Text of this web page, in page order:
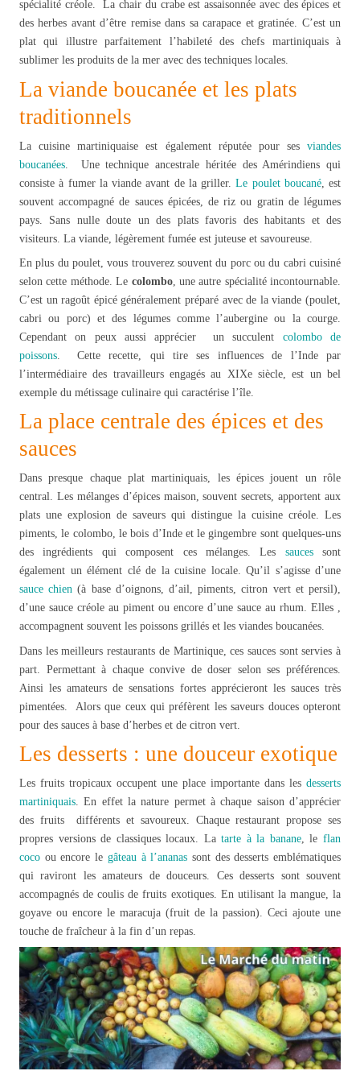
spécialité créole. La chair du crabe est assaisonnée avec des épices et
des herbes avant d’être remise dans sa carapace et gratinée. C’est un
plat qui illustre parfaitement l’habileté des chefs martiniquais à
sublimer les produits de la mer avec des techniques locales.
La viande boucanée et les plats
traditionnels
La cuisine martiniquaise est également réputée pour ses viandes
boucanées . Une technique ancestrale héritée des Amérindiens qui
consiste à fumer la viande avant de la griller.Le poulet boucané, est
souvent accompagné de sauces épicées, de riz ou gratin de légumes
pays. Sans nulle doute un des plats favoris des habitants et des
visiteurs. La viande, légèrement fumée est juteuse et savoureuse.
En plus du poulet, vous trouverez souvent du porc ou du cabri cuisiné
selon cette méthode. Le colombo, une autre spécialité incontournable.
C’est un ragoût épicé généralement préparé avec de la viande (poulet,
cabri ou porc) et des légumes comme l’aubergine ou la courge.
Cependant on peux aussi apprécier un succulent colombo de
poissons . Cette recette, qui tire ses influences de l’Inde par
l’intermédiaire des travailleurs engagés au XIXe siècle, est un bel
exemple du métissage culinaire qui caractérise l’île.
La place centrale des épices et des
sauces
Dans presque chaque plat martiniquais, les épices jouent un rôle
central. Les mélanges d’épices maison, souvent secrets, apportent aux
plats une explosion de saveurs qui distingue la cuisine créole. Les
piments, le colombo, le bois d’Inde et le gingembre sont quelques-uns
des ingrédients qui composent ces mélanges. Les saucessont
également un élément clé de la cuisine locale. Qu’il s’agisse d’une
sauce chien (à base d’oignons, d’ail, piments, citron vert et persil),
d’une sauce créole au piment ou encore d’une sauce au rhum. Elles ,
accompagnent souvent les poissons grillés et les viandes boucanées.
Dans les meilleurs restaurants de Martinique, ces sauces sont servies à
part. Permettant à chaque convive de doser selon ses préférences.
Ainsi les amateurs de sensations fortes apprécieront les sauces très
pimentées. Alors que ceux qui préfèrent les saveurs douces opteront
pour des sauces à base d’herbes et de citron vert.
Les desserts : une douceur exotique
Les fruits tropicaux occupent une place importante dans les desserts
martiniquais. En effet la nature permet à chaque saison d’apprécier
des fruits différents et savoureux. Chaque restaurant propose ses
propres versions de classiques locaux. Latarte à la banane, leflan
coco ou encore le gâteauà l’ananas sont des desserts emblématiques
qui raviront les amateurs de douceurs. Ces desserts sont souvent
accompagnés de coulis de fruits exotiques. En utilisant la mangue, la
goyave ou encore le maracuja (fruit de la passion). Ceci ajoute une
touche de fraîcheur à la fin d’un repas.